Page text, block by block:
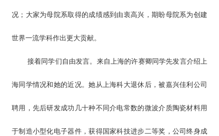
况；大家为母院系取得的成绩感到由衷高兴，期盼母院系为创建
世界一流学科作出更大贡献。
接着同学们自由发言。来自上海的许赛卿同学先发言介绍上
海同学情况和她的近况。她从上海科大退休后，被嘉兴佳利公司
聘用，先后研发成功几十种不同介电常数的微波介质陶瓷材料用
于制造小型化电子器件，获得国家科技进步二等奖，公司终身成